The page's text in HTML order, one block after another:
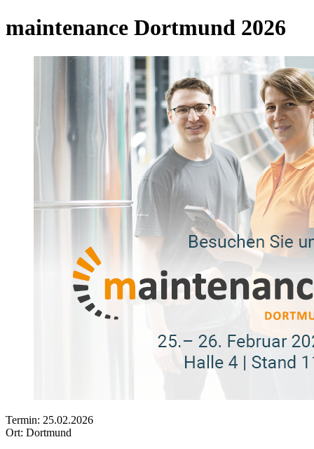
maintenance Dortmund 2026
Termin: 25.02.2026
Ort: Dortmund